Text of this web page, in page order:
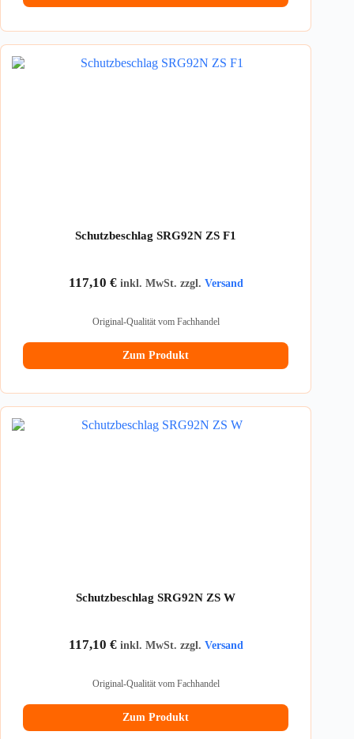
Schutzbeschlag SRG92N ZS F1
117,10 € inkl. MwSt. zzgl. Versand
Original-Qualität vom Fachhandel
Zum Produkt
Schutzbeschlag SRG92N ZS W
117,10 € inkl. MwSt. zzgl. Versand
Original-Qualität vom Fachhandel
Zum Produkt